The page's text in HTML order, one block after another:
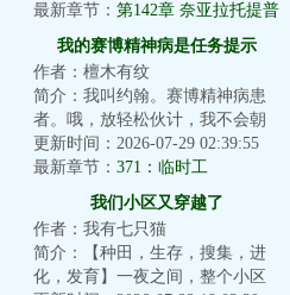
生！】“赢下一场？...
最新章节： 第142章 奈亚拉托提普
有个提议
我的赛博精神病是任务提示
作者：檀木有纹
简介：我叫约翰。赛博精神病患
者。哦，放轻松伙计，我不会朝
你开枪……大概。我能看见很多
奇怪的提示，它...
更新时间：2026-07-29 02:39:55
最新章节： 371：临时工
我们小区又穿越了
作者：我有七只猫
简介：【种田，生存，搜集，进
化，发育】一夜之间，整个小区